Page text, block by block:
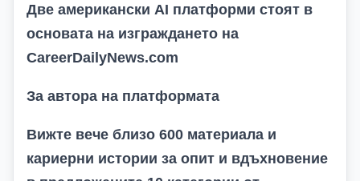
Две американски AI платформи стоят в
основата на изграждането на
CareerDailyNews.com
За автора на платформата
Вижте вече близо 600 материала и
кариерни истории за опит и вдъхновение